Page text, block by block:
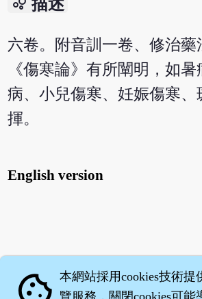
bubble_chart 描述
六卷。附音訓一卷、修治藥
《傷寒論》有所闡明，如
病、小兒傷寒、妊娠傷寒、
揮。
English version
cookie 本網站採用cookies技術提
覽服務，關閉cookies可能